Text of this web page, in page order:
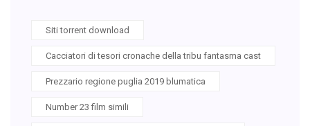
Siti torrent download
Cacciatori di tesori cronache della tribu fantasma cast
Prezzario regione puglia 2019 blumatica
Number 23 film simili